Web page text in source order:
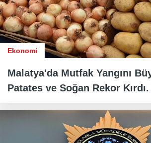
Ekonomi
Malatya'da Mutfak Yangını
Patates ve Soğan Rekor Kırdı.